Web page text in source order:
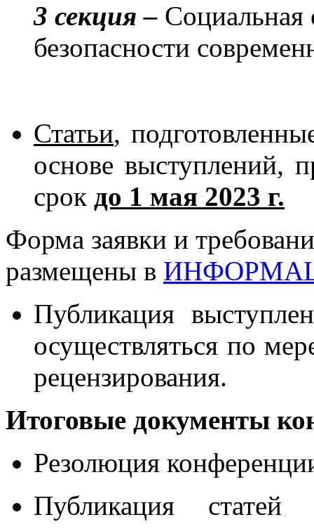
3 секция – Социальная
безопасности
Статьи,
основе выступлений,
срок до 1 мая 2023 г.
Форма заявки и
размещены в
Публикация
осуществляться по
рецензирования.
Итоговые документы
Резолюция
Публикация статей